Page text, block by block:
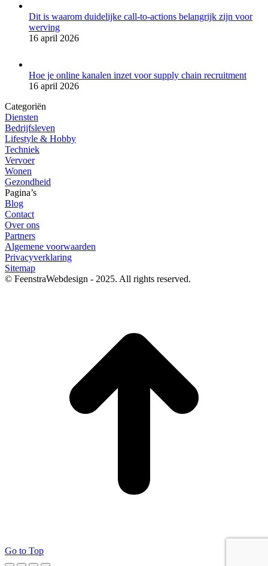
Dit is waarom duidelijke call-to-actions belangrijk zijn voor
werving
16 april 2026
Hoe je online kanalen inzet voor supply chain recruitment
16 april 2026
Categoriën
Diensten
Bedrijfsleven
Lifestyle & Hobby
Techniek
Vervoer
Wonen
Gezondheid
Pagina’s
Blog
Contact
Over ons
Partners
Algemene voorwaarden
Privacyverklaring
Sitemap
© FeenstraWebdesign - 2025. All rights reserved.
Go to Top